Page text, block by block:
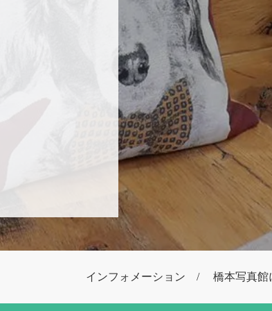
インフォメーション 橋本写真館